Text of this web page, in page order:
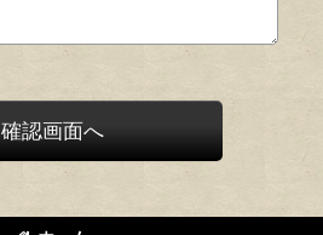
確認画面へ